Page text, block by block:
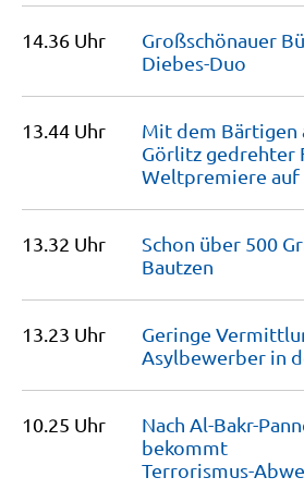
14.36 Uhr
Großschönauer
Diebes-Duo
13.44 Uhr
Mit dem Bärtigen
Görlitz gedrehter
Weltpremiere auf
13.32 Uhr
Schon über 500
Bautzen
13.23 Uhr
Geringe
Asylbewerber in
10.25 Uhr
Nach Al-Bakr-
bekommt
Terrorismus-